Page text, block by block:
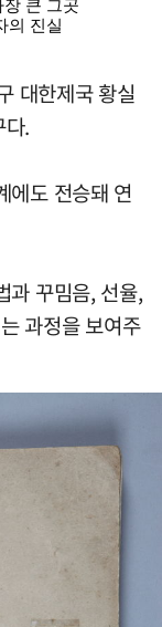
대한제국 황실
.
에도 전승돼 연
과 꾸밈음, 선율,
과정을 보여주